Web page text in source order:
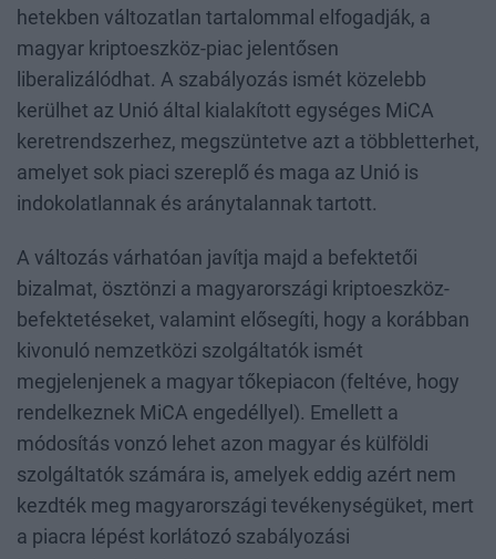
hetekben változatlan tartalommal elfogadják, a
magyar kriptoeszköz-piac jelentősen
liberalizálódhat. A szabályozás ismét közelebb
kerülhet az Unió által kialakított egységes MiCA
keretrendszerhez, megszüntetve azt a többletterhet,
amelyet sok piaci szereplő és maga az Unió is
indokolatlannak és aránytalannak tartott.
A változás várhatóan javítja majd a befektetői
bizalmat, ösztönzi a magyarországi kriptoeszköz-
befektetéseket, valamint elősegíti, hogy a korábban
kivonuló nemzetközi szolgáltatók ismét
megjelenjenek a magyar tőkepiacon (feltéve, hogy
rendelkeznek MiCA engedéllyel). Emellett a
módosítás vonzó lehet azon magyar és külföldi
szolgáltatók számára is, amelyek eddig azért nem
kezdték meg magyarországi tevékenységüket, mert
a piacra lépést korlátozó szabályozási